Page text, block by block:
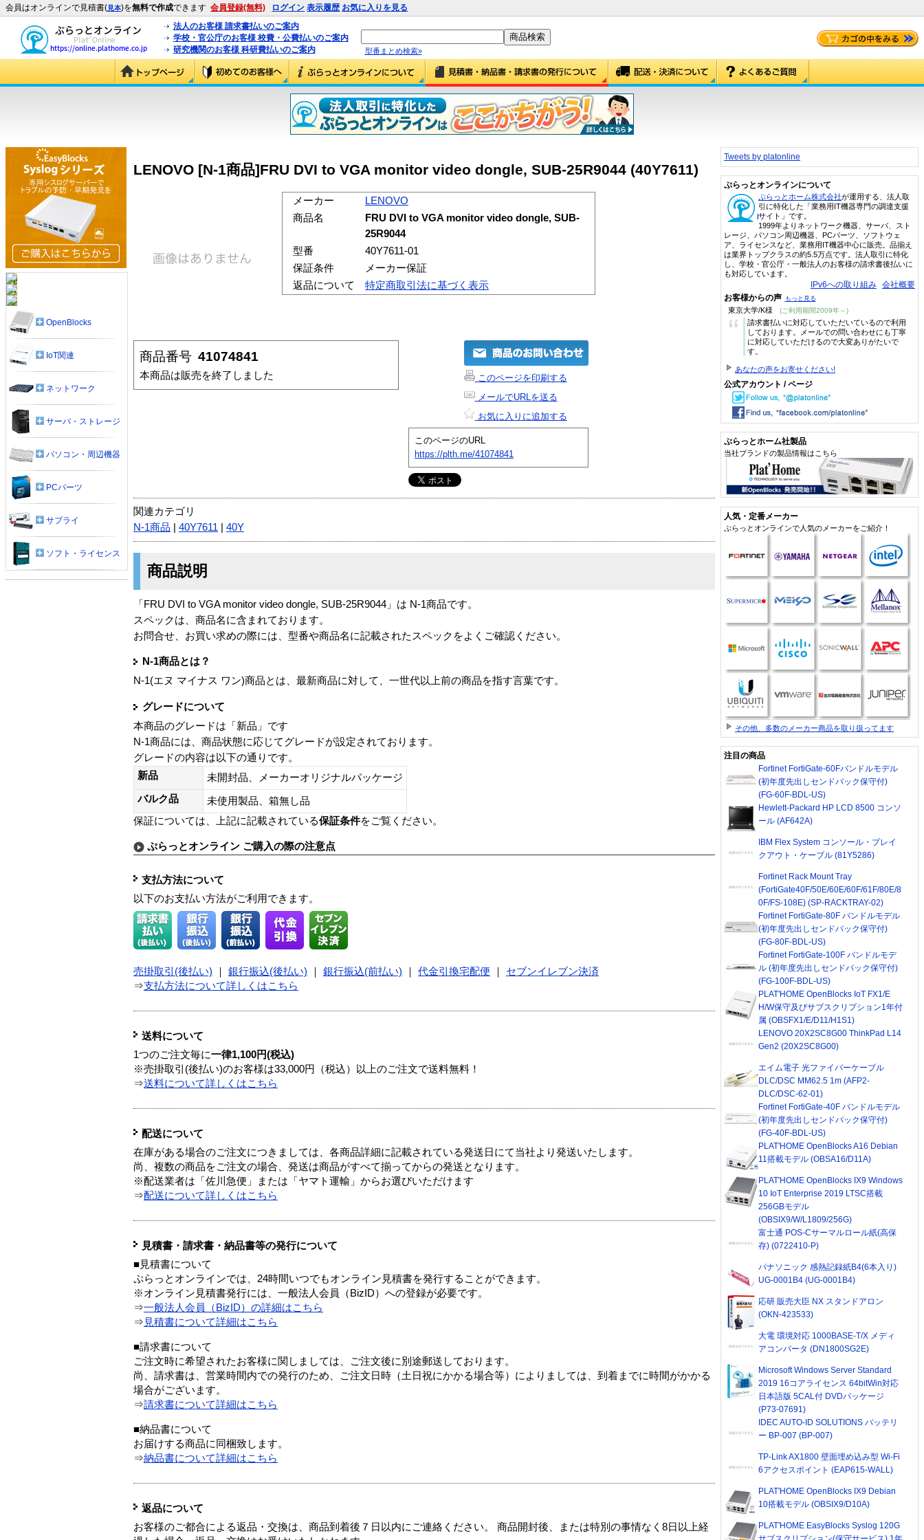
会員はオンラインで見積書(見本)を無料で作成できます 会員登録(無料) ログイン 表示履歴 お気に入りを見る
法人のお客様 請求書払いのご案内
学校・官公庁のお客様 校費・公費払いのご案内
研究機関のお客様 科研費払いのご案内
型番まとめ検索»
LENOVO [N-1商品]FRU DVI to VGA monitor video dongle, SUB-25R9044 (40Y7611)
メーカー
LENOVO
商品名
FRU DVI to VGA monitor video dongle, SUB-
25R9044
型番
40Y7611-01
保証条件
メーカー保証
返品について
特定商取引法に基づく表示
商品番号 41074841
本商品は販売を終了しました
このページを印刷する
メールでURLを送る
お気に入りに追加する
このページのURL
https://plth.me/41074841
関連カテゴリ
N-1商品
40Y7611 40Y
商品説明
「FRU DVI to VGA monitor video dongle, SUB-25R9044」は N-1商品です。
スペックは、商品名に含まれております。
お問合せ、お買い求めの際には、型番や商品名に記載されたスペックをよくご確認ください。
N-1商品とは？
N-1(エヌ マイナス ワン)商品とは、最新商品に対して、一世代以上前の商品を指す言葉です。
グレードについて
本商品のグレードは「新品」です
N-1商品には、商品状態に応じてグレードが設定されております。
グレードの内容は以下の通りです。
新品
未開封品、メーカーオリジナルパッケージ
バルク品
未使用製品、箱無し品
保証については、上記に記載されている保証条件をご覧ください。
ぷらっとオンライン ご購入の際の注意点
支払方法について
以下のお支払い方法がご利用できます。
売掛取引(後払い) 銀行振込(後払い) 銀行振込(前払い) 代金引換宅配便
セブンイレブン決済
⇒支払方法について詳しくはこちら
送料について
1つのご注文毎に一律1,100円(税込)
※売掛取引(後払い)のお客様は33,000円（税込）以上のご注文で送料無料！
⇒送料について詳しくはこちら
配送について
在庫がある場合のご注文につきましては、各商品詳細に記載されている発送日にて当社より発送いたします。
尚、複数の商品をご注文の場合、発送は商品がすべて揃ってからの発送となります。
※配送業者は「佐川急便」または「ヤマト運輸」からお選びいただけます
⇒配送について詳しくはこちら
見積書・請求書・納品書等の発行について
■見積書について
ぷらっとオンラインでは、24時間いつでもオンライン見積書を発行することができます。
※オンライン見積書発行には、一般法人会員（BizID）への登録が必要です。
⇒一般法人会員（BizID）の詳細はこちら
⇒ 見積書について詳細はこちら
■請求書について
ご注文時に希望されたお客様に関しましては、ご注文後に別途郵送しております。
尚、請求書は、営業時間内での発行のため、ご注文日時（土日祝にかかる場合等）によりましては、到着までに時間がかかる
場合がございます。
⇒請求書について詳細はこちら
■納品書について
お届けする商品に同梱致します。
⇒納品書について詳細はこちら
返品について
お客様のご都合による返品・交換は、商品到着後７日以内にご連絡ください。 商品開封後、または特別の事情なく8日以上経
OpenBlocks
IoT関連
ネットワーク
サーバ・ストレージ
パソコン・周辺機器
PCパーツ
サプライ
ソフト・ライセンス
Tweets by platonline
ぷらっとオンラインについて
ぷらっとホーム株式会社が運用する、法人取
引に特化した「業務用IT機器専門の調達支援
サイト」です。
1999年よりネットワーク機器、サーバ、スト
レージ、パソコン周辺機器、PCパーツ、ソフトウェ
ア、ライセンスなど、業務用IT機器中心に販売。品揃え
は業界トップクラスの約5.5万点です。法人取引に特化
し、学校・官公庁・一般法人のお客様の請求書後払いに
も対応しています。
IPv6への取り組み 会社概要
お客様からの声 もっと見る
東京大学/K様 (ご利用期間2009年～)
“
請求書払いに対応していただいているので利用
しております。メールでの問い合わせにも丁寧
に対応していただけるので大変ありがたいで
す。
あなたの声をお寄せください!
公式アカウント / ページ
ぷらっとホーム社製品
当社ブランドの製品情報はこちら
人気・定番メーカー
ぷらっとオンラインで人気のメーカーをご紹介！
その他、多数のメーカー商品を取り扱ってます
注目の商品
Fortinet FortiGate-60Fバンドルモデル
(初年度先出しセンドバック保守付)
(FG-60F-BDL-US)
Hewlett-Packard HP LCD 8500 コンソ
ール (AF642A)
IBM Flex System コンソール・ブレイ
クアウト・ケーブル (81Y5286)
Fortinet Rack Mount Tray
(FortiGate40F/50E/60E/60F/61F/80E/8
0F/FS-108E) (SP-RACKTRAY-02)
Fortinet FortiGate-80F バンドルモデル
(初年度先出しセンドバック保守付)
(FG-80F-BDL-US)
Fortinet FortiGate-100F バンドルモデ
ル (初年度先出しセンドバック保守付)
(FG-100F-BDL-US)
PLAT'HOME OpenBlocks IoT FX1/E
H/W保守及びサブスクリプション1年付
属 (OBSFX1/E/D11/H1S1)
LENOVO 20X2SC8G00 ThinkPad L14
Gen2 (20X2SC8G00)
エイム電子 光ファイバーケーブル
DLC/DSC MM62.5 1m (AFP2-
DLC/DSC-62-01)
Fortinet FortiGate-40F バンドルモデル
(初年度先出しセンドバック保守付)
(FG-40F-BDL-US)
PLAT'HOME OpenBlocks A16 Debian
11搭載モデル (OBSA16/D11A)
PLAT'HOME OpenBlocks IX9 Windows
10 IoT Enterprise 2019 LTSC搭載
256GBモデル
(OBSIX9/W/L1809/256G)
富士通 POS-Cサーマルロール紙(高保
存) (0722410-P)
パナソニック 感熱記録紙B4(6本入り)
UG-0001B4 (UG-0001B4)
応研 販売大臣 NX スタンドアロン
(OKN-423533)
大電 環境対応 1000BASE-T/X メディ
アコンバータ (DN1800SG2E)
Microsoft Windows Server Standard
2019 16コアライセンス 64bitWin対応
日本語版 5CAL付 DVDパッケージ
(P73-07691)
IDEC AUTO-ID SOLUTIONS バッテリ
ー BP-007 (BP-007)
TP-Link AX1800 壁面埋め込み型 Wi-Fi
6アクセスポイント (EAP615-WALL)
PLAT'HOME OpenBlocks IX9 Debian
10搭載モデル (OBSIX9/D10A)
PLAT'HOME EasyBlocks Syslog 120G